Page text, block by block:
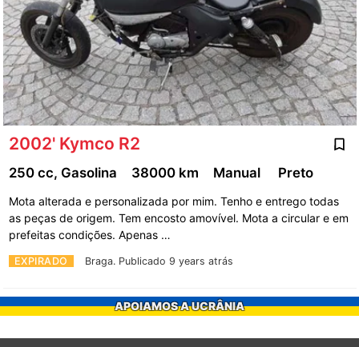
2002' Kymco R2
EXPIRADO Braga. Publicado 9 years atrás
250 cc, Gasolina 38000 km Manual Preto
Mota alterada e personalizada por mim. Tenho e entrego todas
as peças de origem. Tem encosto amovível. Mota a circular e em
prefeitas condições. Apenas …
APOIAMOS A UCRÂNIA